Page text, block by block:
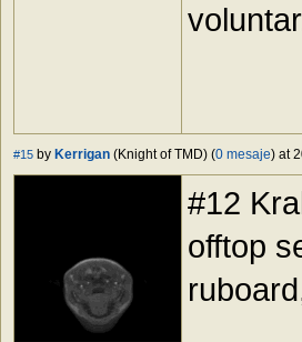
#15 by Kerrigan (Knight of TMD) (0 mesaje) at
#12
offtop